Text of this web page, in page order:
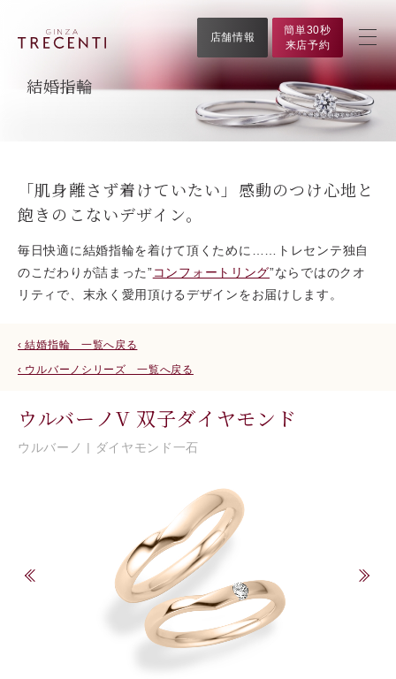
店舗情報
簡単30秒
来店予約
結婚指輪
「肌身離さず着けていたい」感動のつけ心地と
飽きのこないデザイン。
毎日快適に結婚指輪を着けて頂くために……トレセンテ独自
のこだわりが詰まった”コンフォートリング”ならではのクオ
リティで、末永く愛用頂けるデザインをお届けします。
‹ 結婚指輪 一覧へ戻る
‹ ウルバーノシリーズ 一覧へ戻る
ウルバーノV 双子ダイヤモンド
ウルバーノ | ダイヤモンド一石